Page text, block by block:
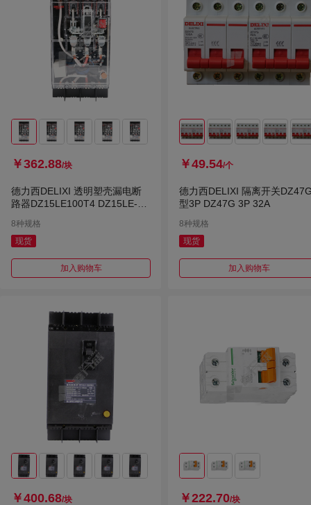
￥362.88/块
德力西DELIXI 透明塑壳漏电断
路器DZ15LE100T4 DZ15LE-10
<0.1
8种规格
现货
加入购物车
￥49.54/个
德力西DELIXI 隔离开关
型3P DZ47G 3P 32A
8种规格
现货
加入购物车
￥400.68/块 ￥222.70/块